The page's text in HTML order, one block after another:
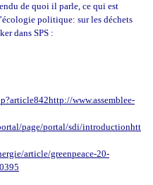
de quoi il parle, ce qui est
politique: sur les déchets
dans SPS :
http://www.assemblee-
page/portal/sdi/introductionhtt
article/greenpeace-20-